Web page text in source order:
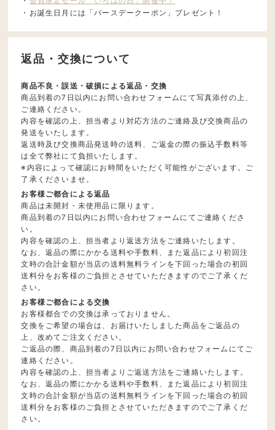
・お誕生日月には「バースデークーポン」プレゼント！
返品・交換について
商品不良・誤送・破損による返品・交換
商品到着の7日以内にお問い合わせフォームにて写真添付の上、
ご連絡ください。
内容を確認の上、担当者より対応方法のご連絡及び交換商品の
発送をいたします。
返送時及び交換商品発送時の送料、ご返金の際の振込手数料等
は全て弊社にて負担いたします。
※内容によって確認にお時間をいただく可能性がございます。ご
了承くださいませ。
お客様ご都合による返品
商品は未開封・未使用品に限ります。
商品到着の7日以内にお問い合わせフォームにてご連絡くださ
い。
内容を確認の上、担当者より返送方法をご連絡いたします。
なお、返品の際にかかる送料や手数料、また返品により初回注
文時の合計金額が当店の送料無料ラインを下回った場合の初回
送料分をお客様のご負担とさせていただきますのでご了承くだ
さい。
お客様ご都合による交換
お客様都合での交換は承っておりません。
交換をご希望の場合は、お届けいたしました商品をご返品の
上、改めてご注文ください。
ご返品の際、商品到着の7日以内にお問い合わせフォームにてご
連絡ください。
内容を確認の上、担当者よりご返送方法をご連絡いたします。
なお、返品の際にかかる送料や手数料、また返品により初回注
文時の合計金額が当店の送料無料ラインを下回った場合の初回
送料分をお客様のご負担とさせていただきますのでご了承くだ
さい。